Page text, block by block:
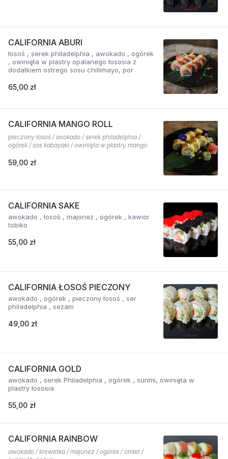
CALIFORNIA ABURI
łosoś , serek philadelphia , awokado , ogórek
, owinięta w plastry opalanego łososia z
dodatkiem ostrego sosu chillimayo, por
65,00 zł
CALIFORNIA MANGO ROLL
pieczony łosoś / avokado / serek philadelphia /
ogórek / sos kabayaki / owinięta w plastry mango
59,00 zł
CALIFORNIA SAKE
awokado , łosoś , majonez , ogórek , kawior
tobiko
55,00 zł
CALIFORNIA ŁOSOŚ PIECZONY
awokado , ogórek , pieczony łosoś , ser
philadelphia , sezam
49,00 zł
CALIFORNIA GOLD
awokado , serek Philadelphia , ogórek , surimi, owinięta w
plastry łososia
55,00 zł
CALIFORNIA RAINBOW
awokado / krewetka / majonez / ogórek / omlet /